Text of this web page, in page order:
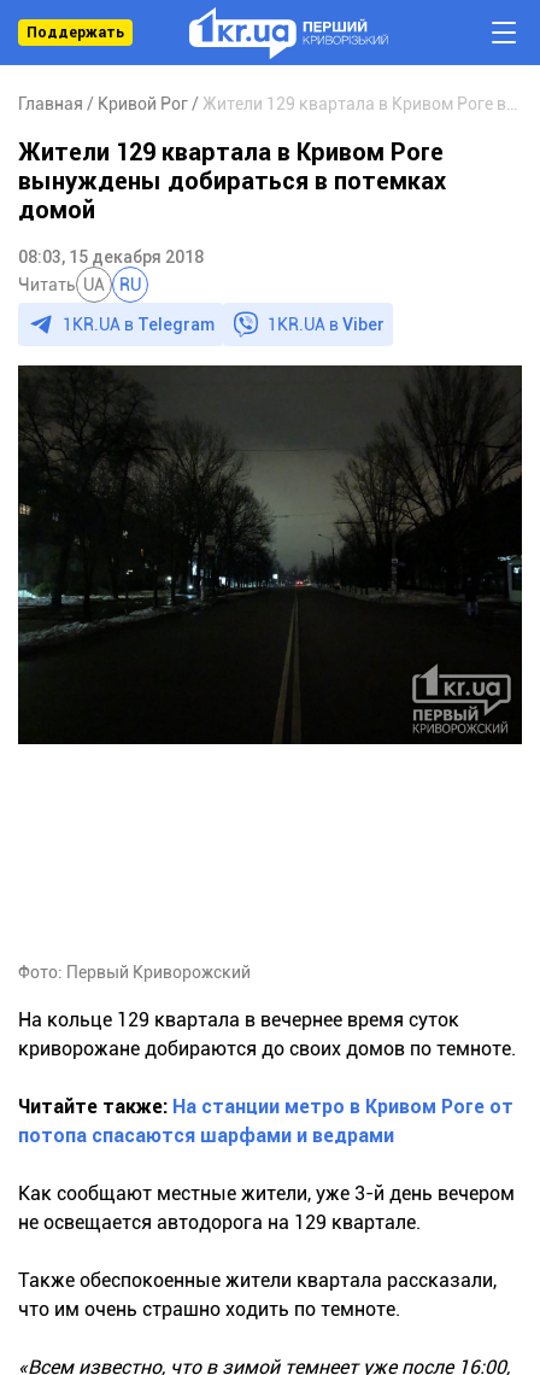
Поддержать
Главная Кривой Рог
Жители 129 квартала в Кривом Роге
вынуждены добираться в потемках
домой
08:03, 15 декабря 2018
Читать UA RU
1KR.UA в Telegram 1KR.UA вViber
Фото: Первый Криворожский
На кольце 129 квартала в вечернее время суток
криворожане добираются до своих домов по темноте.
Читайте также: На станции метро в Кривом Роге от
потопа спасаются шарфами и ведрами
Как сообщают местные жители, уже 3-й день вечером
не освещается автодорога на 129 квартале.
Также обеспокоенные жители квартала рассказали,
что им очень страшно ходить по темноте.
«Всем известно, что в зимой темнеет уже после 16:00,